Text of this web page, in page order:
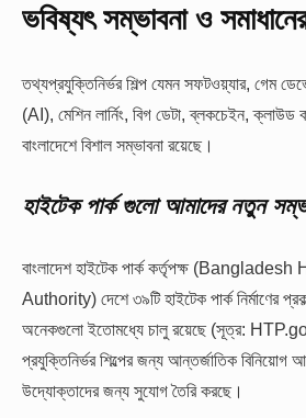
ভবিষ্যৎ সম্ভাবনা ও
তথ্যপ্রযুক্তিনির্ভর শিল্প যেমন সফটওয়্যার, গেম
(AI), মেশিন লার্নিং, বিগ ডেটা, ব্লকচেইন, ক্লাউড
বাংলাদেশে বিশাল সম্ভাবনা রয়েছে।
হাইটেক পার্ক গুলো আমাদের নতুন
বাংলাদেশ হাইটেক পার্ক কর্তৃপক্ষ
Authority) দেশে ৩৯টি হাইটেক পার্ক নির্মাণের
অনেকগুলো ইতোমধ্যে চালু রয়েছে (সূত্র:
প্রযুক্তিনির্ভর শিল্পের জন্য আন্তর্জাতিক বিনিয়োগ
উদ্যোক্তাদের জন্য সুযোগ তৈরি করছে।